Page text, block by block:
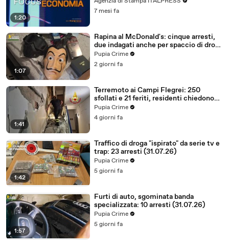
1:20
7 mesi fa
1:07
Rapina al McDonald's: cinque arresti,
due indagati anche per spaccio di droga
(03.08.26)
Pupia Crime
2 giorni fa
1:41
Terremoto ai Campi Flegrei: 250
sfollati e 21 feriti, residenti chiedono
certezze sul futuro (01.08.26)
Pupia Crime
4 giorni fa
1:42
Traffico di droga "ispirato" da serie tv e
trap: 23 arresti (31.07.26)
Pupia Crime
5 giorni fa
1:57
Furti di auto, sgominata banda
specializzata: 10 arresti (31.07.26)
Pupia Crime
5 giorni fa